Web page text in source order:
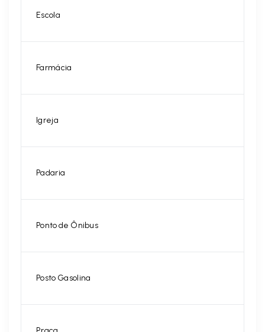
Escola
Farmácia
Igreja
Padaria
Ponto de Ônibus
Posto Gasolina